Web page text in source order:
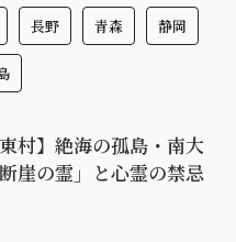
長野 青森 静岡
村】絶海の孤島・南大
崖の霊」と心霊の禁忌